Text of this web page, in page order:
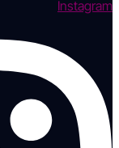
Instagram